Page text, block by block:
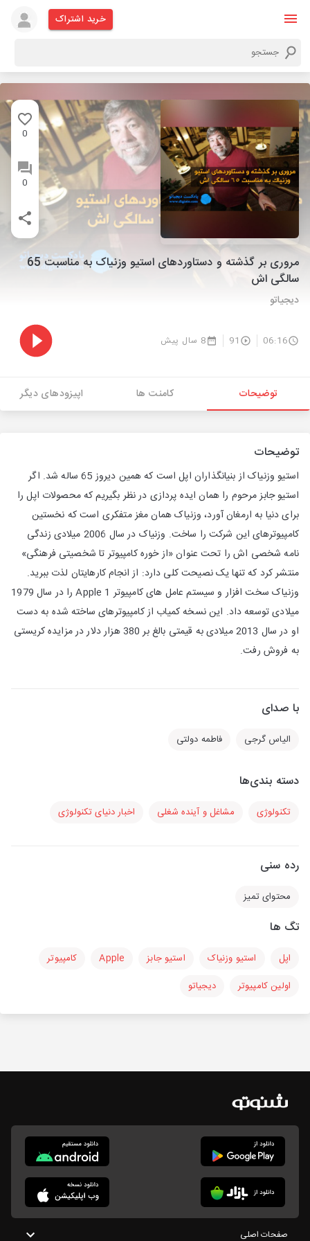
خرید اشتراک
0
0
مروری بر گذشته و دستاوردهای استیو وزنیاک به مناسبت 65
سالگی اش
دیجیاتو
06:16
91 8 سال پیش
توضیحات کامنت ها اپیزودهای دیگر
توضیحات
استیو وزنیاک از بنیانگذاران اپل است که همین دیروز 65 ساله شد. اگر
استیو جابز مرحوم را همان ایده پردازی در نظر بگیریم که محصولات اپل را
برای دنیا به ارمغان آورد، وزنیاک همان مغز متفکری است که نخستین
کامپیوترهای این شرکت را ساخت. وزنیاک در سال 2006 میلادی زندگی
نامه شخصی اش را تحت عنوان «از خوره کامپیوتر تا شخصیتی فرهنگی»
منتشر کرد که تنها یک نصیحت کلی دارد: از انجام کارهایتان لذت ببرید.
وزنیاک سخت افزار و سیستم عامل های کامپیوتر Apple 1 را در سال 1979
میلادی توسعه داد. این نسخه کمیاب از کامپیوترهای ساخته شده به دست
او در سال 2013 میلادی به قیمتی بالغ بر 380 هزار دلار در مزایده کریستی
به فروش رفت.
با صدای
الیاس گرجی فاطمه دولتی
دسته بندی‌ها
تکنولوژی مشاغل و آینده شغلی اخبار دنیای تکنولوژی
رده سنی
محتوای تمیز
تگ ها
اپل استیو وزنیاک استیو جابز Apple
کامپیوتر
اولین کامپیوتر
دیجیاتو
صفحات اصلی